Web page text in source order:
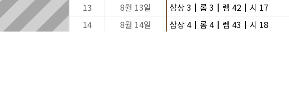
13
8월 13일
삼상 3┃롬 3┃렘 42┃시 17
14
8월 14일
삼상 4┃롬 4┃렘 43┃시 18